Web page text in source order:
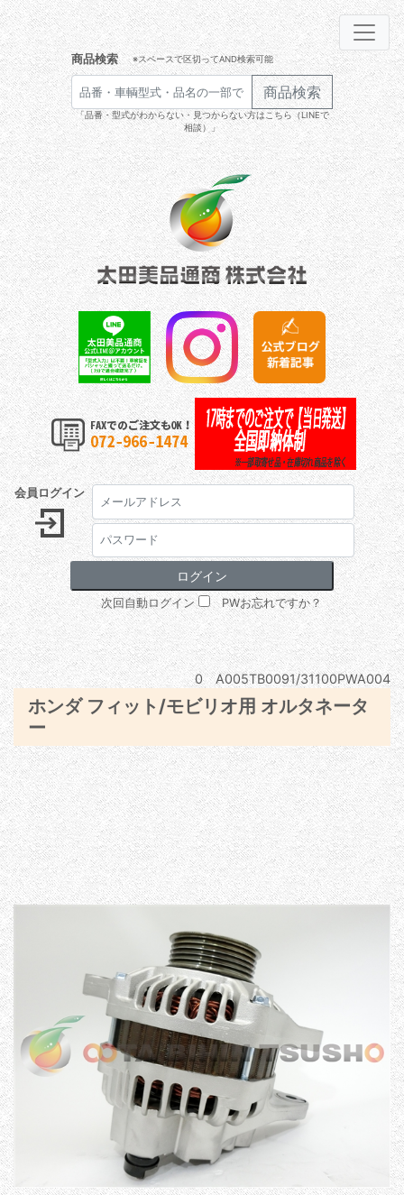
商品検索 ※スペースで区切ってAND検索可能
商品検索
「品番・型式がわからない・見つからない方はこちら（LINEで
相談）」
会員ログイン
次回自動ログイン PWお忘れですか？
0 A005TB0091/31100PWA004
ホンダ フィット/モビリオ用 オルタネータ
ー